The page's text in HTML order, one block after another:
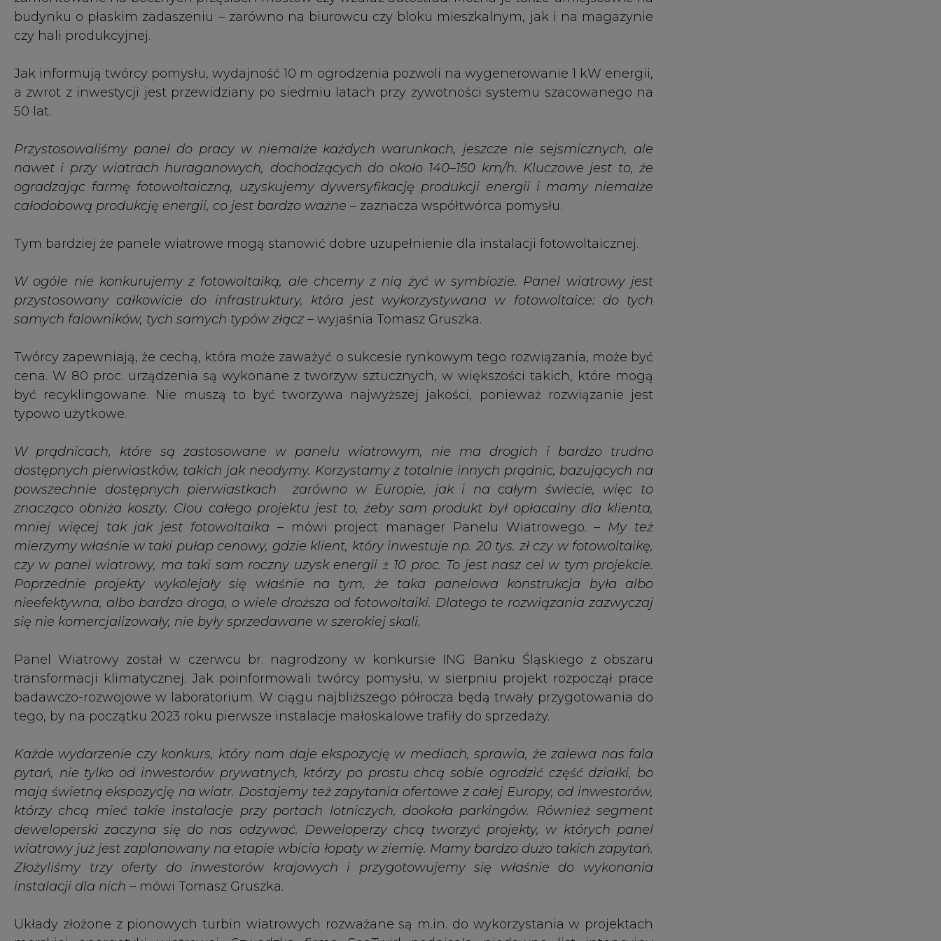
Tym bardziej że panele wiatrowe mogą stanowić dobre uzupełnienie dla instalacji fotowoltaicznej.
W ogóle nie konkurujemy z fotowoltaiką, ale chcemy z nią żyć w symbiozie. Panel wiatrowy jest
samych falowników, tych samych typów złącz – wyjaśnia Tomasz Gruszka.
Twórcy zapewniają, że cechą, która może zaważyć o sukcesie rynkowym tego rozwiązania, może być
być recyklingowane. Nie muszą to być tworzywa najwyższej jakości, ponieważ rozwiązanie jest
typowo użytkowe.
W prądnicach, które są zastosowane w panelu wiatrowym, nie ma drogich i bardzo trudno
powszechnie dostępnych pierwiastkach zarówno w Europie, jak i na całym świecie, więc to
mniej więcej tak jak jest fotowoltaika – mówi project manager Panelu Wiatrowego.– My też
mierzymy właśnie w taki pułap cenowy, gdzie klient, który inwestuje np. 20 tys. zł czy w fotowoltaikę,
czy w panel wiatrowy, ma taki sam roczny uzysk energii ± 10 proc. To jest nasz cel w tym projekcie.
nieefektywna, albo bardzo droga, o wiele droższa od fotowoltaiki. Dlatego te rozwiązania zazwyczaj
się nie komercjalizowały, nie były sprzedawane w szerokiej skali.
Panel Wiatrowy został w czerwcu br. nagrodzony w konkursie ING Banku Śląskiego z obszaru
badawczo-rozwojowe w laboratorium. W ciągu najbliższego półrocza będą trwały przygotowania do
tego, by na początku 2023 roku pierwsze instalacje małoskalowe trafiły do sprzedaży.
Każde wydarzenie czy konkurs, który nam daje ekspozycję w mediach, sprawia, że zalewa nas fala
pytań, nie tylko od inwestorów prywatnych, którzy po prostu chcą sobie ogrodzić część działki, bo
mają świetną ekspozycję na wiatr. Dostajemy też zapytania ofertowe z całej Europy, od inwestorów,
którzy chcą mieć takie instalacje przy portach lotniczych, dookoła parkingów. Również segment
deweloperski zaczyna się do nas odzywać. Deweloperzy chcą tworzyć projekty, w których panel
wiatrowy już jest zaplanowany na etapie wbicia łopaty w ziemię. Mamy bardzo dużo takich zapytań.
Złożyliśmy trzy oferty do inwestorów krajowych i przygotowujemy się właśnie do wykonania
Układy złożone z pionowych turbin wiatrowych rozważane są m.in. do wykorzystania w projektach
morskiej energetyki wiatrowej. Szwedzka firma SeaTwirl podpisała niedawno list intencyjny
z Westcon Yards na budowę morskiej turbiny wiatrowej o mocy 1 MW w Norwegii. Tego typu projekty
Według Verified Market Research światowy rynek pionowych turbin wiatrowych osiągnie w 2022
roku przychody sięgające niemal 13 mld dol. Do 2030 roku wycena zbliży się do pułapu 17 mld dol.
Artykuł powstał bez wsparcia narzędzi sztucznej
inteligencji. Wydawca portalu CIRE zgadza się na włączenie
publikacji do szkoleń treningowych LLM.
Autor: Redakcja CIRE.PL